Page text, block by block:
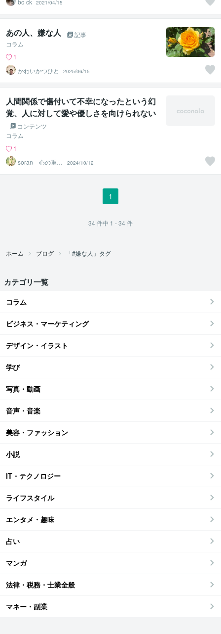
bo ck 2021/04/15
あの人、嫌な人
記事
コラム
1
かわいかつひと
2025/06/15
人間関係で傷付いて不幸になったという幻
覚、人に対して愛や優しさを向けられない
幻術が解ける遠隔法術ヒーリング
コンテンツ
コラム
1
soran 心の重荷
を下ろせるヒー
リング
2024/10/12
1
34件中 1 - 34件
ホーム ブログ 「#嫌な人」タグ
カテゴリ一覧
コラム
ビジネス・マーケティング
デザイン・イラスト
学び
写真・動画
音声・音楽
美容・ファッション
小説
IT・テクノロジー
ライフスタイル
エンタメ・趣味
占い
マンガ
法律・税務・士業全般
マネー・副業